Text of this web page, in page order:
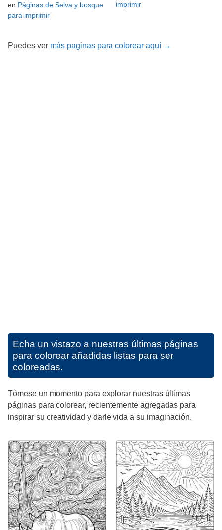
en Páginas de Selva y bosque
para imprimir
imprimir
Puedes ver más paginas para colorear aquí →
Echa un vistazo a nuestras últimas páginas
para colorear añadidas listas para ser
coloreadas.
Tómese un momento para explorar nuestras últimas
páginas para colorear, recientemente agregadas para
inspirar su creatividad y darle vida a su imaginación.